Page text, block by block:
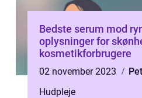
Bedste serum mod
oplysninger for
kosmetikforbrugere
02 november 2023
Hudpleje